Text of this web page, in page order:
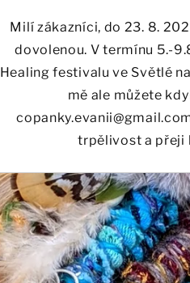
Milí zákazníci, do 23. 8.
dovolenou. V termínu 5.-
Healing festivalu ve Světlé
mě ale můžete
trpělivost a přeji